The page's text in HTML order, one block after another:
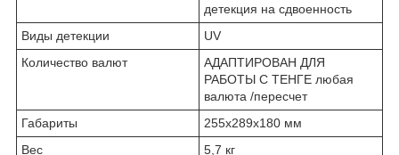
детекция на сдвоенность
Виды детекции
UV
Количество валют
АДАПТИРОВАН ДЛЯ
РАБОТЫ С ТЕНГЕ любая
валюта /пересчет
Габариты
255х289х180 мм
Вес
5,7 кг